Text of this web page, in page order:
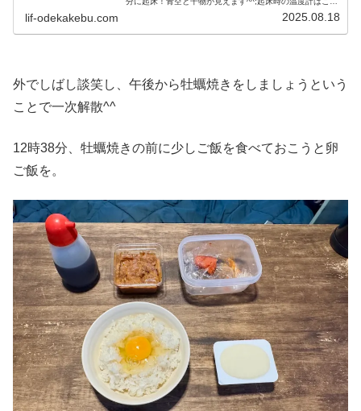
lif-odekakebu.com 2025.08.18
外でしばし談笑し、午後から牡蠣焼きをしましょうという
ことで一次解散^^
12時38分、牡蠣焼きの前に少しご飯を食べておこうと卵
ご飯を。